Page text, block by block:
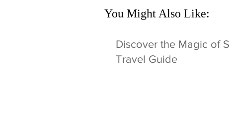
You Might Also Like:
Discover the Magic of
Travel Guide